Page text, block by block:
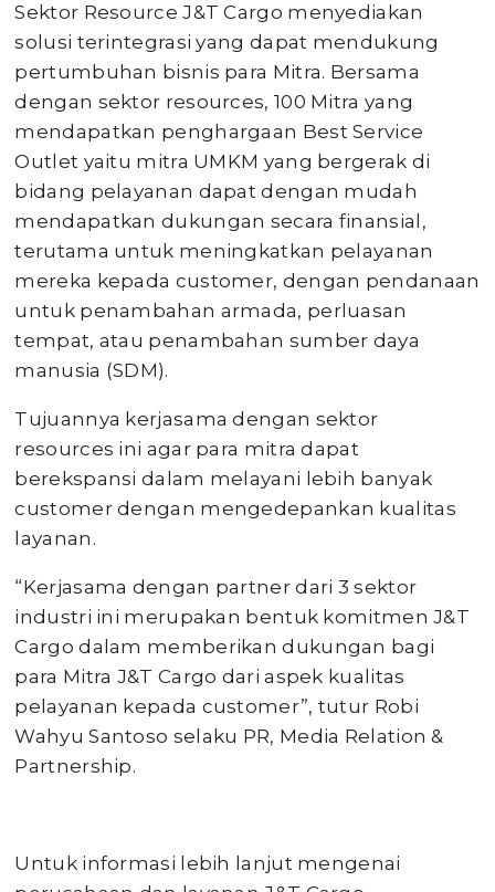
Sektor Resource J&T Cargo menyediakan
solusi terintegrasi yang dapat mendukung
pertumbuhan bisnis para Mitra. Bersama
dengan sektor resources, 100 Mitra yang
mendapatkan penghargaan Best Service
Outlet yaitu mitra UMKM yang bergerak di
bidang pelayanan dapat dengan mudah
mendapatkan dukungan secara finansial,
terutama untuk meningkatkan pelayanan
mereka kepada customer, dengan pendanaan
untuk penambahan armada, perluasan
tempat, atau penambahan sumber daya
manusia (SDM).
Tujuannya kerjasama dengan sektor
resources ini agar para mitra dapat
berekspansi dalam melayani lebih banyak
customer dengan mengedepankan kualitas
layanan.
“Kerjasama dengan partner dari 3 sektor
industri ini merupakan bentuk komitmen J&T
Cargo dalam memberikan dukungan bagi
para Mitra J&T Cargo dari aspek kualitas
pelayanan kepada customer”, tutur Robi
Wahyu Santoso selaku PR, Media Relation &
Partnership.
Untuk informasi lebih lanjut mengenai